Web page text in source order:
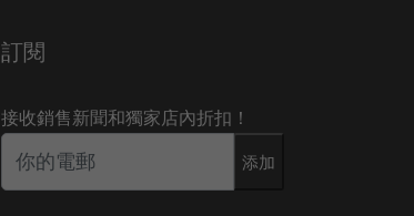
訂閱
接收銷售新聞和獨家店內折扣！
添加